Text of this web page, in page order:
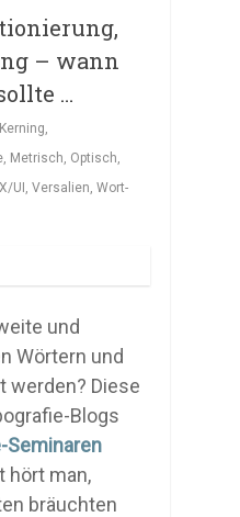
– wann
…
Kerning
Metrisch Optisch
UI Versalien Wort-
und
Wörtern und
werden? Diese
Blogs
Seminaren
hört man,
bräuchten